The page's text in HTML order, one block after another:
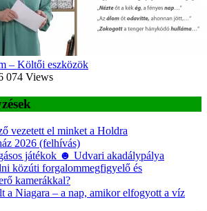
– Költői eszközök
074 Views
vezetett el minket a Holdra
2026 (felhívás)
játékok ☻ Udvari akadálypálya
közúti forgalommegfigyelő és
kamerákkal?
a Niagara – a nap, amikor elfogyott a víz